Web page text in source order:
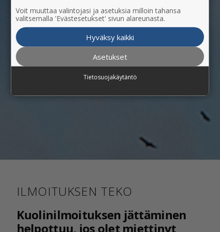
ILMOITUKSEN TEKO
Kuolinilmoituksen jättäminen
helpottuu, jos olet miettinyt
Voit muuttaa valintojasi ja asetuksia milloin tahansa
valitsemalla 'Evästesetukset' sivun alareunasta.
Hyväksy kaikki
Asetukset
Tietosuojakäytäntö